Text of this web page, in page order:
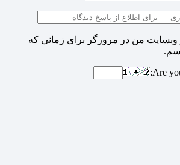
وبسایت من در مرورگر برای زمانی که
Are